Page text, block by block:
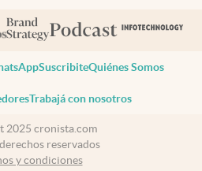
SuscribiteQuiénes Somos
Trabajá con nosotros
2025 cronista.com
reservados
y condiciones